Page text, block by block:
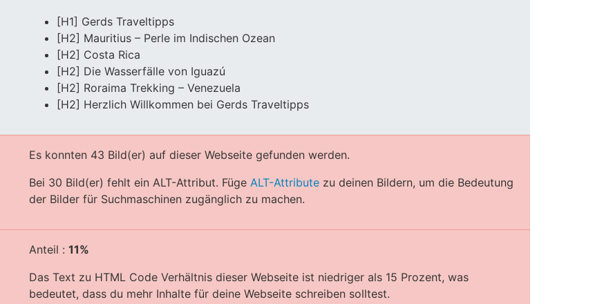
[H1] Gerds Traveltipps
[H2] Mauritius – Perle im Indischen Ozean
[H2] Costa Rica
[H2] Die Wasserfälle von Iguazú
[H2] Roraima Trekking – Venezuela
[H2] Herzlich Willkommen bei Gerds Traveltipps
Es konnten 43 Bild(er) auf dieser Webseite gefunden werden.
Bei 30 Bild(er) fehlt ein ALT-Attribut. Füge ALT-Attribute zu deinen Bildern, um die Bedeutung
der Bilder für Suchmaschinen zugänglich zu machen.
Anteil : 11%
Das Text zu HTML Code Verhältnis dieser Webseite ist niedriger als 15 Prozent, was
bedeutet, dass du mehr Inhalte für deine Webseite schreiben solltest.